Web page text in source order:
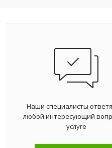
Наши специалисты
любой интересующий
услуге